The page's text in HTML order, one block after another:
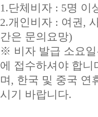
1.단체비자 : 5명 이
2.개인비자 : 여권,
간은 문의요망)
※ 비자 발급 소요
에 접수하셔야 합
며, 한국 및 중국 연
시기 바랍니다.